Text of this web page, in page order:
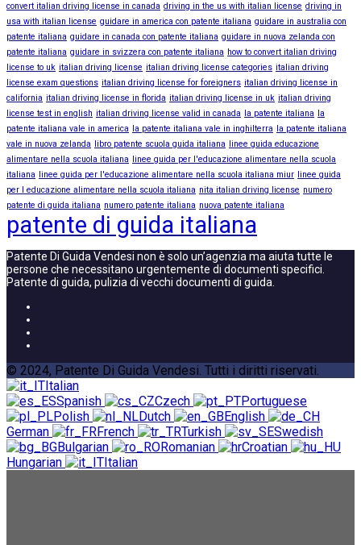
convert italian driving license in canada driving in the us with italian license driving in
usa with italian license guidare in america con patente italiana guidare in australia con
patente italiana guidare in canada con patente italiana guidare in nuova zelanda con
patente italiana guidare in svizzera con patente italiana how to convert italian driving
license to uk italian driving license italian driving license categories italian driving
license exam questions italian driving license for foreigners italian driving license in
california italian driving license in florida italian driving license in uk italian driving
license test in english italian driving license valid in canada la patente italiana
la
patente italiana vale in america
la patente italiana vale in inghilterra
la patente italiana
vale in nuova zelanda
libro patente scuola guida italiana
linee guida educazione
alimentare nella scuola italiana
linee guida per l'educazione alimentare nella scuola
italiana
linee guida per l'educazione alimentare nella scuola italiana miur linee guida
per l educazione alimentare nella scuola italiana nita italian driving license numero
patente di guida italiana numero patente italiana nuova patente italiana
patente di guida italiana
Patente Di Guida Vendesi non è solo un’agenzia ma aiuta tutte le
persone che necessitano urgentemente di documenti specifici.
Patente di guida, pulizia di vecchi documenti di guida.
© 2024, Patente Di Guida Vendesi. Tutti i diritti riservati.
Italian
Spanish
Czech
Portuguese
Polish
Dutch
English
German
French Turkish
Swedish
Bulgarian
Romanian
Croatian
Hungarian
Italian